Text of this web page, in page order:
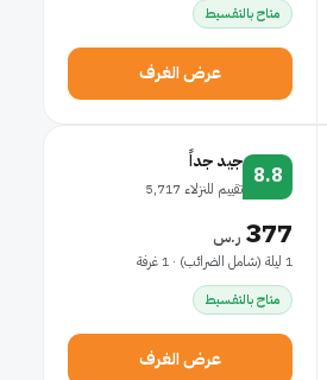
متاح بالتقسيط
عرض الغرف
8.8
جيد جداً
تقييم للنزلاء 5,717
377 ر.س
1 ليلة (شامل الضرائب) · 1 غرفة
متاح بالتقسيط
عرض الغرف